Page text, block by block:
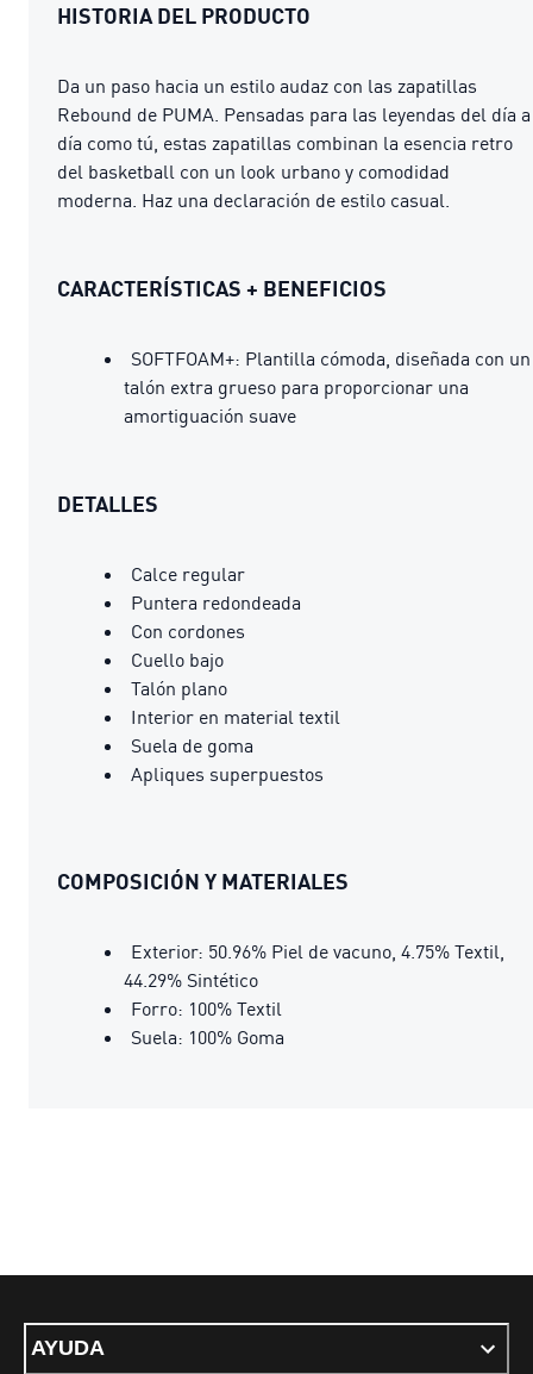
HISTORIA DEL PRODUCTO
Da un paso hacia un estilo audaz con las zapatillas
Rebound de PUMA. Pensadas para las leyendas del día a
día como tú, estas zapatillas combinan la esencia retro
del basketball con un look urbano y comodidad
moderna. Haz una declaración de estilo casual.
CARACTERÍSTICAS + BENEFICIOS
SOFTFOAM+: Plantilla cómoda, diseñada con un
talón extra grueso para proporcionar una
amortiguación suave
DETALLES
Calce regular
Puntera redondeada
Con cordones
Cuello bajo
Talón plano
Interior en material textil
Suela de goma
Apliques superpuestos
COMPOSICIÓN Y MATERIALES
Exterior: 50.96% Piel de vacuno, 4.75% Textil,
44.29% Sintético
Forro: 100% Textil
Suela: 100% Goma
AYUDA